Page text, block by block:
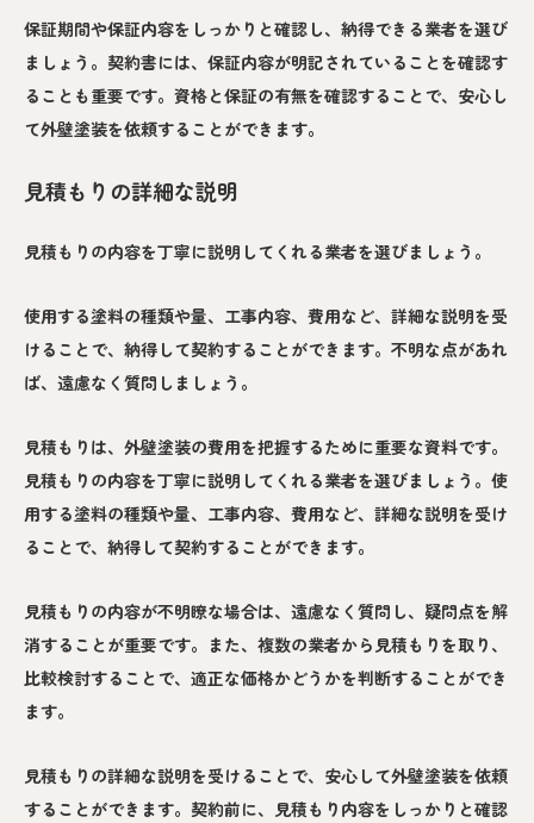
保証期間や保証内容をしっかりと確認し、納得できる業者を選び
ましょう。契約書には、保証内容が明記されていることを確認す
ることも重要です。資格と保証の有無を確認することで、安心し
て外壁塗装を依頼することができます。
見積もりの詳細な説明
見積もりの内容を丁寧に説明してくれる業者を選びましょう。
使用する塗料の種類や量、工事内容、費用など、詳細な説明を受
けることで、納得して契約することができます。不明な点があれ
ば、遠慮なく質問しましょう。
見積もりは、外壁塗装の費用を把握するために重要な資料です。
見積もりの内容を丁寧に説明してくれる業者を選びましょう。使
用する塗料の種類や量、工事内容、費用など、詳細な説明を受け
ることで、納得して契約することができます。
見積もりの内容が不明瞭な場合は、遠慮なく質問し、疑問点を解
消することが重要です。また、複数の業者から見積もりを取り、
比較検討することで、適正な価格かどうかを判断することができ
ます。
見積もりの詳細な説明を受けることで、安心して外壁塗装を依頼
することができます。契約前に、見積もり内容をしっかりと確認